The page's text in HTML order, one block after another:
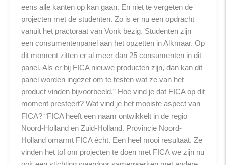
eens alle kanten op kan gaan. En niet te vergeten de
projecten met de studenten. Zo is er nu een opdracht
vanuit het practoraat van Vonk bezig. Studenten zijn
een consumentenpanel aan het opzetten in Alkmaar. Op
dit moment zitten er al meer dan 25 consumenten in dit
panel. Als er bij FICA nieuwe producten zijn, dan kan dit
panel worden ingezet om te testen wat ze van het
product vinden bijvoorbeeld.” Hoe vind je dat FICA op dit
moment presteert? Wat vind je het mooiste aspect van
FICA? “FICA heeft een naam ontwikkelt in de regio
Noord-Holland en Zuid-Holland. Provincie Noord-
Holland omarmt FICA écht. Een heel mooi resultaat. Ze
vinden het tof om projecten te doen met FICA we zijn nu